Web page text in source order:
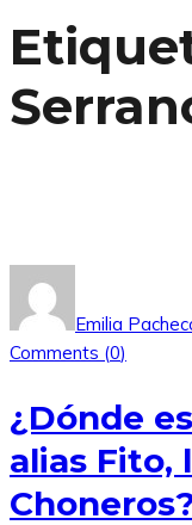
Emilia
Comments (0)
¿Dónde
alias Fito,